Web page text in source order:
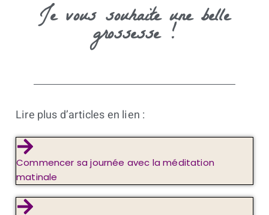
Je vous souhaite une belle
grossesse !
Lire plus d’articles en lien :
Commencer sa journée avec la méditation
matinale